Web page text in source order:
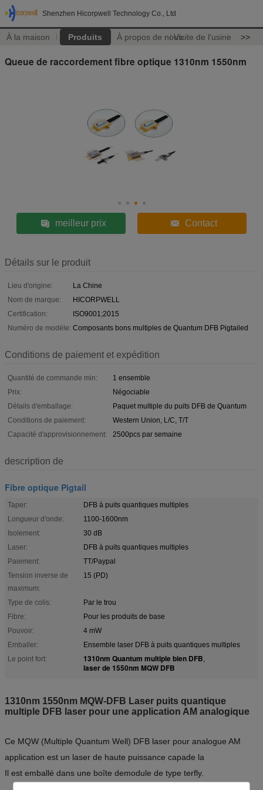
Shenzhen Hicorpwell Technology Co., Ltd
À la maison Produits À propos de nousVisite de l'usine >>
Queue de raccordement fibre optique 1310nm 1550nm
meilleur prix Contact
Détails sur le produit
Lieu d'origine:
La Chine
Nom de marque:
HICORPWELL
Certification:
ISO9001;2015
Numéro de modèle: Composants bons multiples de Quantum DFB Pigtailed
Conditions de paiement et expédition
Quantité de commande min:
1 ensemble
Prix:
Négociable
Détails d'emballage:
Paquet multiple du puits DFB de Quantum
Conditions de paiement:
Western Union, L/C, T/T
Capacité d'approvisionnement:
2500pcs par semaine
description de
Fibre optique Pigtail
Taper:
DFB à puits quantiques multiples
Longueur d'onde:
1100-1600nm
Isolement:
30 dB
Laser:
DFB à puits quantiques multiples
Paiement:
TT/Paypal
Tension inverse de
maximum:
15 (PD)
Type de colis:
Par le trou
Fibre:
Pour les produits de base
Pouvoir:
4 mW
Emballer:
Ensemble laser DFB à puits quantiques multiples
Le point fort:
1310nm Quantum multiple bien DFB,
laser de 1550nm MQW DFB
1310nm 1550nm MQW-DFB Laser puits quantique
multiple DFB laser pour une application AM analogique
Ce MQW (Multiple Quantum Well) DFB laser pour analogue AM
application est un laser de haute puissance capade la
Il est emballé dans une boîte demodule de type terfly.